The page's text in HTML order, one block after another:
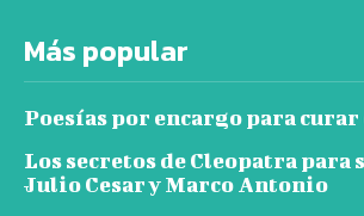
Más popular
Poesías por encargo para curar
Los secretos de Cleopatra para
Julio Cesar y Marco Antonio